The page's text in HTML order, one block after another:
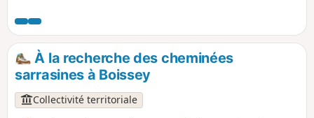
À la recherche des cheminées
sarrasines à Boissey
Collectivité territoriale